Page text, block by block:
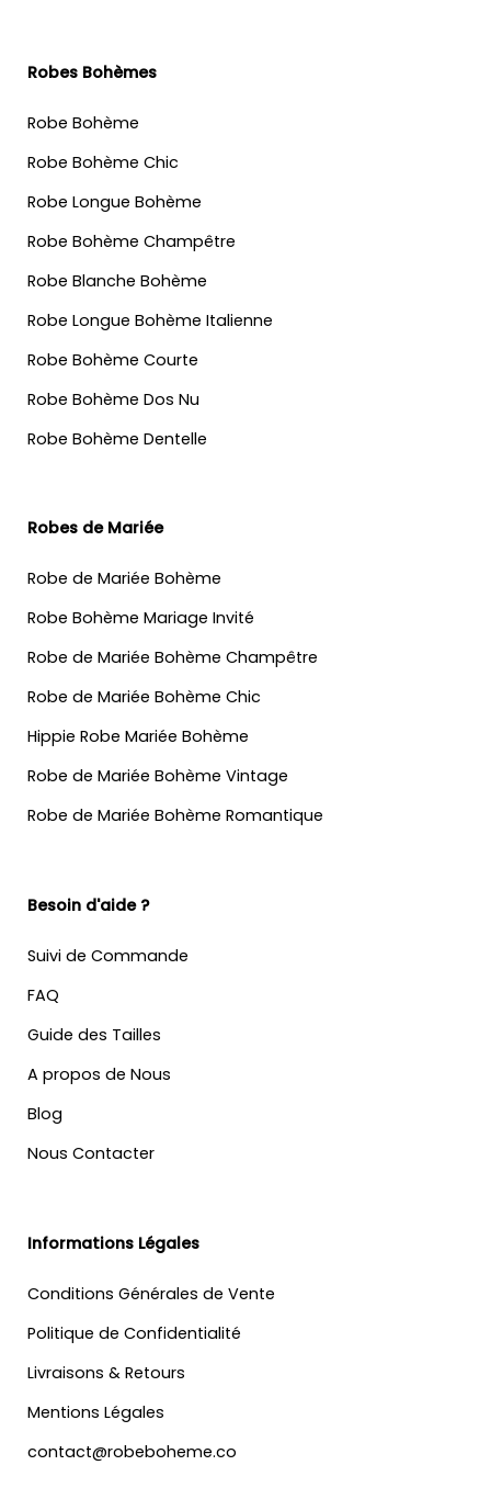
Robes Bohèmes
Robe Bohème
Robe Bohème Chic
Robe Longue Bohème
Robe Bohème Champêtre
Robe Blanche Bohème
Robe Longue Bohème Italienne
Robe Bohème Courte
Robe Bohème Dos Nu
Robe Bohème Dentelle
Robes de Mariée
Robe de Mariée Bohème
Robe Bohème Mariage Invité
Robe de Mariée Bohème Champêtre
Robe de Mariée Bohème Chic
Hippie Robe Mariée Bohème
Robe de Mariée Bohème Vintage
Robe de Mariée Bohème Romantique
Besoin d'aide ?
Suivi de Commande
FAQ
Guide des Tailles
A propos de Nous
Blog
Nous Contacter
Informations Légales
Conditions Générales de Vente
Politique de Confidentialité
Livraisons & Retours
Mentions Légales
contact@robeboheme.co